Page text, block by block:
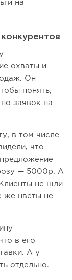
на
охваты и
Он
понять,
заявок на
в том числе
что
— 5000р. А
не шли
же цветы не
в его
А у
отдельно.